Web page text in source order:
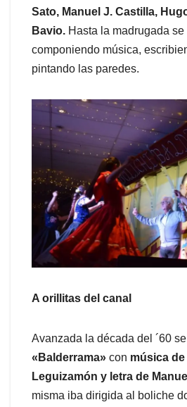
Sato, Manuel J. Castilla,
Bavio. Hasta la madrugada
componiendo música,
pintando las paredes.
A orillitas del canal
Avanzada la década del ´60
«Balderrama» con música
Leguizamón y letra de
misma iba dirigida al boliche